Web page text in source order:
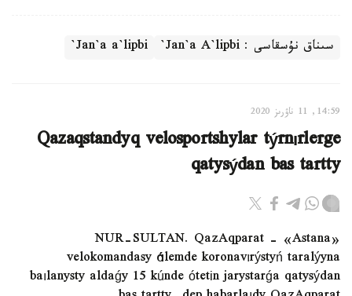
سىناق نۇسقاسى : Jan`a A`lipbi` Jan`a a`lipbi`
14:59, 11 ناۋرىز 2020
Qazaqstandyq velosportshylar týrnırlerge
qatysýdan bas tartty
NUR-SULTAN. QazAqparat - «Astana»
velokomandasy álemde koronavırýstyń taralýyna
baılanysty aldaǵy 15 kúnde ótetіn jarystarǵa qatysýdan